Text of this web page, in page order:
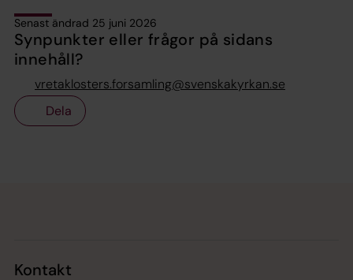
Senast ändrad 25 juni 2026
Synpunkter eller frågor på sidans
innehåll?
vretaklosters.forsamling@svenskakyrkan.se
Dela
Kontakt